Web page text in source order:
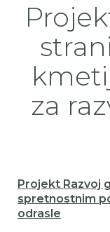
za
Projekt Razvoj
spretnostnim
odrasle